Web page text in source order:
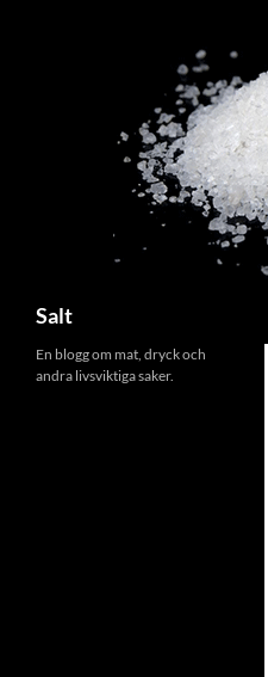
Salt
En blogg om mat, dryck och
andra livsviktiga saker.